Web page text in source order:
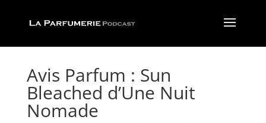
Avis Parfum : Sun
Bleached d’Une Nuit
Nomade